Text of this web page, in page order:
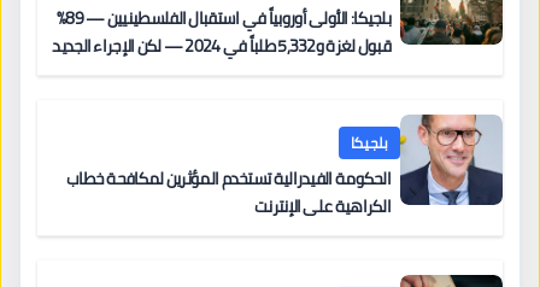
بلجيكا: الأولى أوروبياً في استقبال الفلسطينيين — 89%
قبول لغزة و5,332 طلباً في 2024 — لكن الإجراء الجديد
بلجيكا
الحكومة الفيدرالية تستخدم المؤثرين لمكافحة خطاب
الكراهية على الإنترنت